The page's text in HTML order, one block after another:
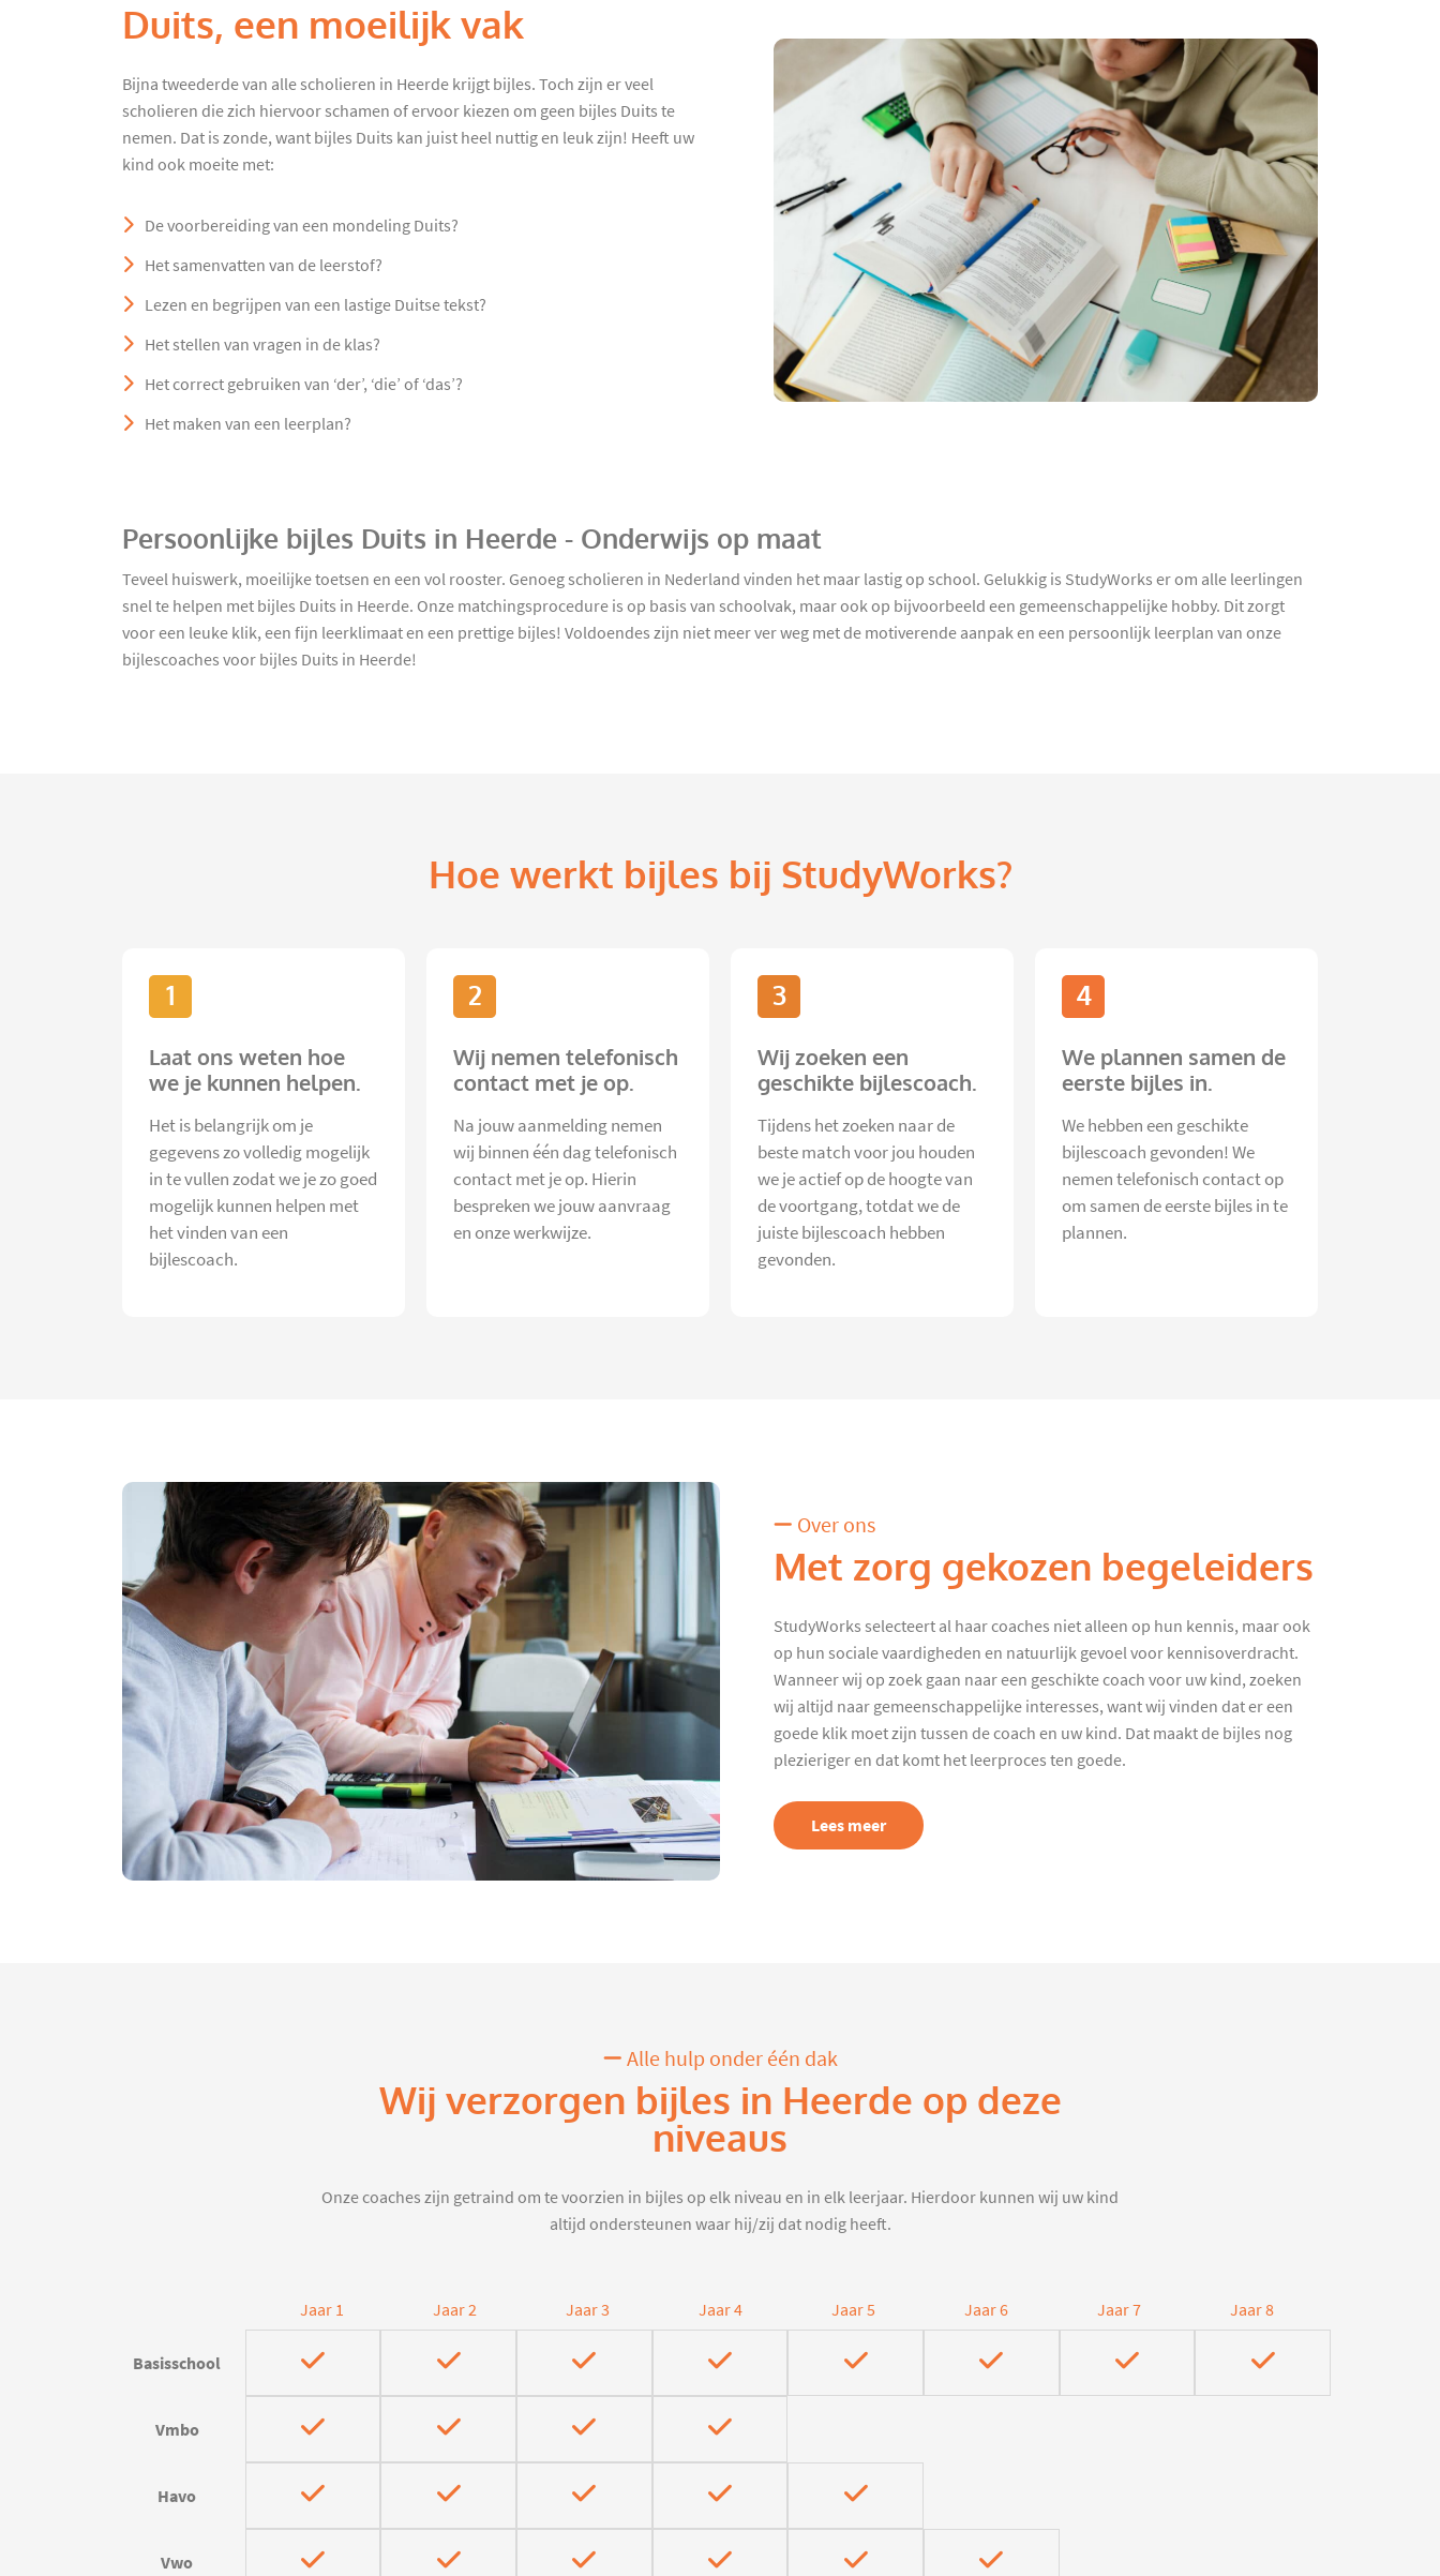
Duits, een moeilijk vak
Bijna tweederde van alle scholieren in Heerde krijgt bijles. Toch zijn er veel
scholieren die zich hiervoor schamen of ervoor kiezen om geen bijles Duits te
nemen. Dat is zonde, want bijles Duits kan juist heel nuttig en leuk zijn! Heeft uw
kind ook moeite met:
De voorbereiding van een mondeling Duits?
Het samenvatten van de leerstof?
Lezen en begrijpen van een lastige Duitse tekst?
Het stellen van vragen in de klas?
Het correct gebruiken van ‘der’, ‘die’ of ‘das’?
Het maken van een leerplan?
Persoonlijke bijles Duits in Heerde - Onderwijs op maat
Teveel huiswerk, moeilijke toetsen en een vol rooster. Genoeg scholieren in Nederland vinden het maar lastig op school. Gelukkig is StudyWorks er om alle leerlingen
snel te helpen met bijles Duits in Heerde. Onze matchingsprocedure is op basis van schoolvak, maar ook op bijvoorbeeld een gemeenschappelijke hobby. Dit zorgt
voor een leuke klik, een fijn leerklimaat en een prettige bijles! Voldoendes zijn niet meer ver weg met de motiverende aanpak en een persoonlijk leerplan van onze
bijlescoaches voor bijles Duits in Heerde!
Hoe werkt bijles bij StudyWorks?
1
Laat ons weten hoe
we je kunnen helpen.
Het is belangrijk om je
gegevens zo volledig mogelijk
in te vullen zodat we je zo goed
mogelijk kunnen helpen met
het vinden van een
bijlescoach.
2
Wij nemen telefonisch
contact met je op.
Na jouw aanmelding nemen
wij binnen één dag telefonisch
contact met je op. Hierin
bespreken we jouw aanvraag
en onze werkwijze.
3
Wij zoeken een
geschikte bijlescoach.
Tijdens het zoeken naar de
beste match voor jou houden
we je actief op de hoogte van
de voortgang, totdat we de
juiste bijlescoach hebben
gevonden.
4
We plannen samen de
eerste bijles in.
We hebben een geschikte
bijlescoach gevonden! We
nemen telefonisch contact op
om samen de eerste bijles in te
plannen.
Over ons
Met zorg gekozen begeleiders
StudyWorks selecteert al haar coaches niet alleen op hun kennis, maar ook
op hun sociale vaardigheden en natuurlijk gevoel voor kennisoverdracht.
Wanneer wij op zoek gaan naar een geschikte coach voor uw kind, zoeken
wij altijd naar gemeenschappelijke interesses, want wij vinden dat er een
goede klik moet zijn tussen de coach en uw kind. Dat maakt de bijles nog
plezieriger en dat komt het leerproces ten goede.
Lees meer
Alle hulp onder één dak
Wij verzorgen bijles in Heerde op deze
niveaus
Onze coaches zijn getraind om te voorzien in bijles op elk niveau en in elk leerjaar. Hierdoor kunnen wij uw kind
altijd ondersteunen waar hij/zij dat nodig heeft.
Jaar 1 Jaar 2 Jaar 3 Jaar 4 Jaar 5 Jaar 6 Jaar 7 Jaar 8
Basisschool
Vmbo
Havo
Vwo